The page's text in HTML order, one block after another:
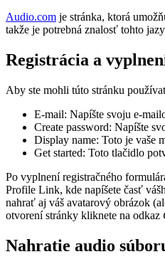
Audio.com je stránka, ktorá
takže je potrebná znalosť tohto
Registrácia a
Aby ste mohli túto stránku
E-mail: Napíšte svoju e-
Create password: Napíšte
Display name: Toto je vaše
Get started: Toto tlačidlo
Po vyplnení registračného
Profile Link, kde napíšete časť
nahrať aj váš avatarový obrázok
otvorení stránky kliknete na odkaz
Nahratie audio